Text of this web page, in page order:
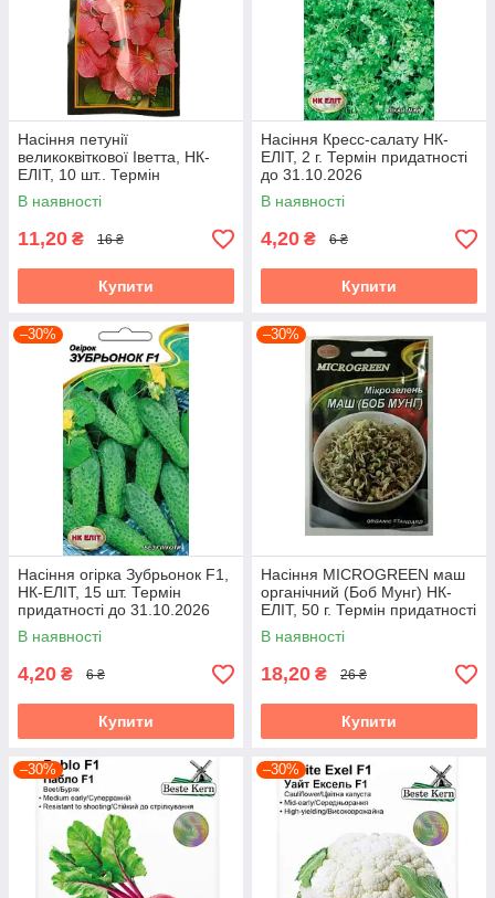
Насіння петунії
великоквіткової Іветта, НК-
ЕЛІТ, 10 шт.. Термін
придатності до 31.10.2026
В наявності
11,20 ₴ 16 ₴
Купити
Насіння Кресс-салату НК-
ЕЛІТ, 2 г. Термін придатності
до 31.10.2026
В наявності
4,20 ₴ 6 ₴
Купити
–30%
Насіння огірка Зубрьонок F1,
НК-ЕЛІТ, 15 шт. Термін
придатності до 31.10.2026
В наявності
4,20 ₴ 6 ₴
Купити
–30%
Насіння MICROGREEN маш
органічний (Боб Мунг) НК-
ЕЛІТ, 50 г. Термін придатності
до 31.10.2026
В наявності
18,20 ₴ 26 ₴
Купити
–30% –30%